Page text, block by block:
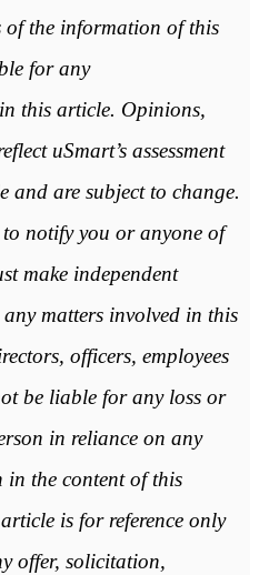
of the information of this
for any
this article. Opinions,
uSmart’s assessment
and are subject to change.
notify you or anyone of
make independent
matters involved in this
officers, employees
be liable for any loss or
in reliance on any
in the content of this
is for reference only
offer, solicitation,